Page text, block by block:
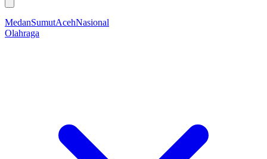
MedanSumutAcehNasional
Olahraga